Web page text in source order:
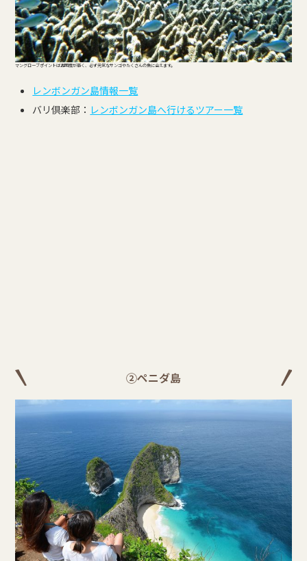
マングローブポイントは透明度が高く、必ず元気なサンゴやたくさんの魚に会えます。
レンボンガン島情報一覧
バリ倶楽部： レンボンガン島へ行けるツアー一覧
②ペニダ島